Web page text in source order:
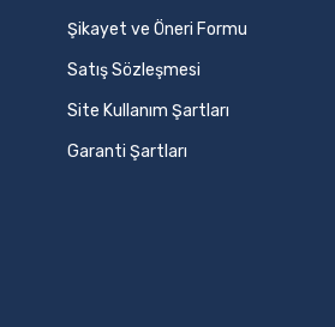
Şikayet ve Öneri Formu
Satış Sözleşmesi
Site Kullanım Şartları
Garanti Şartları